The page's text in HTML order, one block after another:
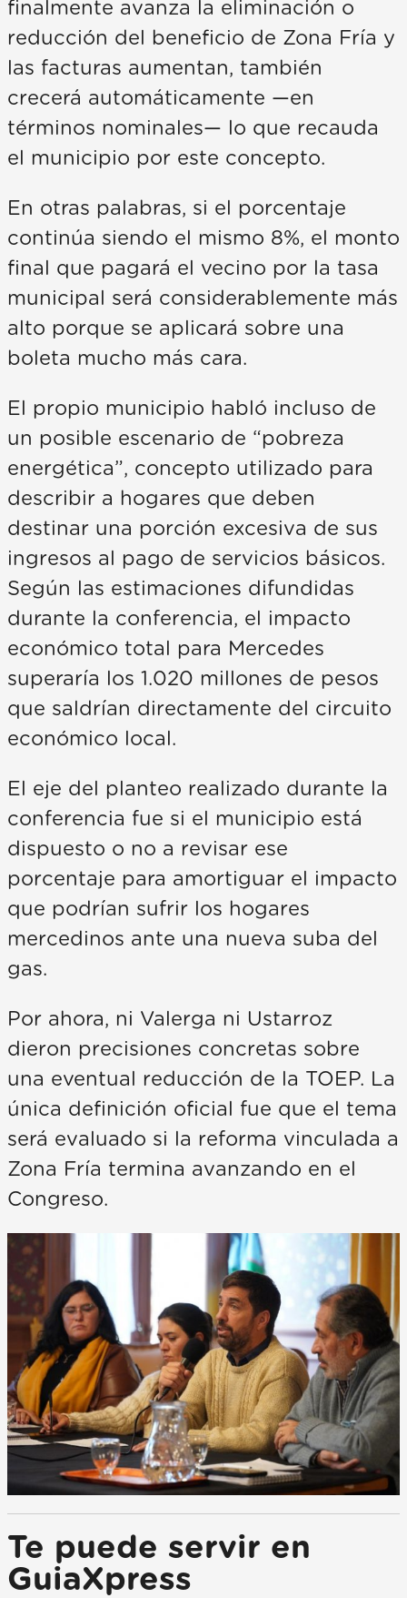
finalmente avanza la eliminación o
reducción del beneficio de Zona Fría y
las facturas aumentan, también
crecerá automáticamente —en
términos nominales— lo que recauda
el municipio por este concepto.
En otras palabras, si el porcentaje
continúa siendo el mismo 8%, el monto
final que pagará el vecino por la tasa
municipal será considerablemente más
alto porque se aplicará sobre una
boleta mucho más cara.
El propio municipio habló incluso de
un posible escenario de “pobreza
energética”, concepto utilizado para
describir a hogares que deben
destinar una porción excesiva de sus
ingresos al pago de servicios básicos.
Según las estimaciones difundidas
durante la conferencia, el impacto
económico total para Mercedes
superaría los 1.020 millones de pesos
que saldrían directamente del circuito
económico local.
El eje del planteo realizado durante la
conferencia fue si el municipio está
dispuesto o no a revisar ese
porcentaje para amortiguar el impacto
que podrían sufrir los hogares
mercedinos ante una nueva suba del
gas.
Por ahora, ni Valerga ni Ustarroz
dieron precisiones concretas sobre
una eventual reducción de la TOEP. La
única definición oficial fue que el tema
será evaluado si la reforma vinculada a
Zona Fría termina avanzando en el
Congreso.
Te puede servir en
GuiaXpress